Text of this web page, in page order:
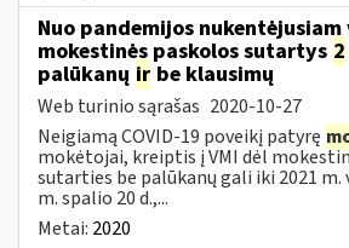
Nuo pandemijos nukentėjusiam
mokestinės paskolos sutartys 2
palūkanų ir be klausimų
Web turinio sąrašas 2020-10-27
Neigiamą COVID-19 poveikį patyrę
mokėtojai, kreiptis į VMI dėl
sutarties be palūkanų gali iki 2021 m.
m. spalio 20 d.,...
Metai: 2020